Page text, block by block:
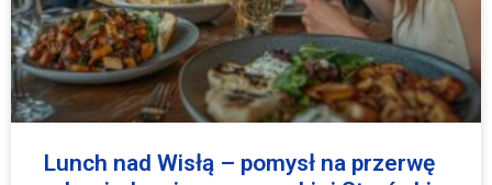
Lunch nad Wisłą – pomysł na przerwę